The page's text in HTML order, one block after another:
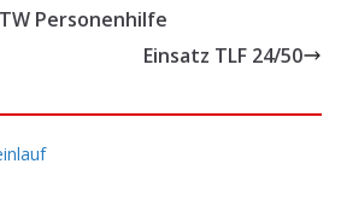
Personenhilfe
Einsatz TLF 24/50